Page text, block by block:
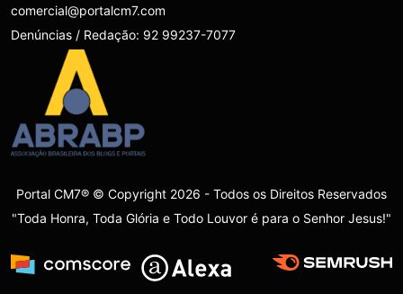
comercial@portalcm7.com
Denúncias / Redação: 92 99237-7077
Portal CM7® © Copyright 2026 - Todos os Direitos Reservados
"Toda Honra, Toda Glória e Todo Louvor é para o Senhor Jesus!"